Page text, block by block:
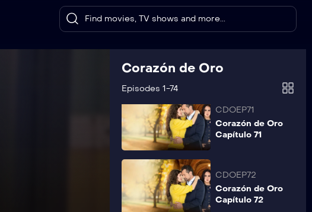
Corazón de Oro
Episodes 1-74
Capítulo 69
Capítulo 70
CDOEP71
Corazón de Oro
Capítulo 71
CDOEP72
Corazón de Oro
Capítulo 72